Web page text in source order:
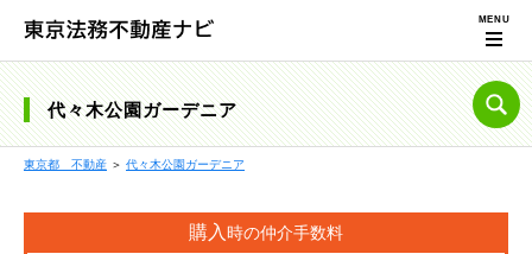
代々木公園ガーデニア
東京都 不動産 ＞ 代々木公園ガーデニア
購入時の仲介手数料